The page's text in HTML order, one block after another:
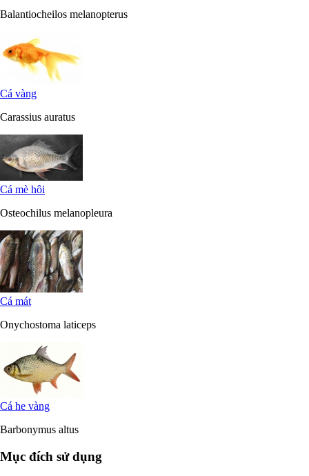
Balantiocheilos melanopterus
Cá vàng
Carassius auratus
Cá mè hôi
Osteochilus melanopleura
Cá mát
Onychostoma laticeps
Cá he vàng
Barbonymus altus
Mục đích sử dụng